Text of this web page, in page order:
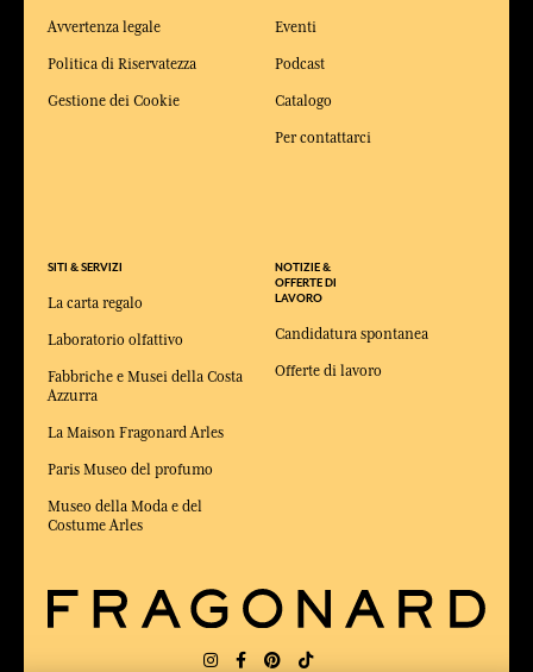
Avvertenza legale
Politica di Riservatezza
Gestione dei Cookie
SITI & SERVIZI
La carta regalo
Laboratorio olfattivo
Fabbriche e Musei della Costa
Azzurra
La Maison Fragonard Arles
Paris Museo del profumo
Museo della Moda e del
Costume Arles
Eventi
Podcast
Catalogo
Per contattarci
NOTIZIE &
OFFERTE DI
LAVORO
Candidatura spontanea
Offerte di lavoro